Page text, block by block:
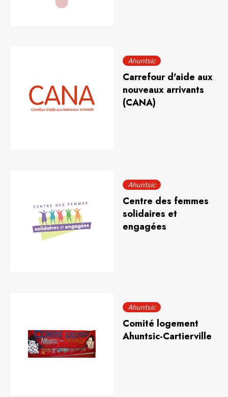
Ahuntsic
Carrefour d'aide aux
nouveaux arrivants
(CANA)
Ahuntsic
Centre des femmes
solidaires et
engagées
Ahuntsic
Comité logement
Ahuntsic-Cartierville